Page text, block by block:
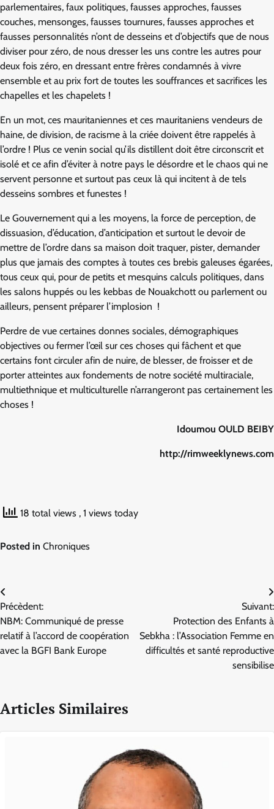
parlementaires, faux politiques, fausses approches, fausses
couches, mensonges, fausses tournures, fausses approches et
fausses personnalités n’ont de desseins et d’objectifs que de nous
diviser pour zéro, de nous dresser les uns contre les autres pour
deux fois zéro, en dressant entre frères condamnés à vivre
ensemble et au prix fort de toutes les souffrances et sacrifices les
chapelles et les chapelets !
En un mot, ces mauritaniennes et ces mauritaniens vendeurs de
haine, de division, de racisme à la criée doivent être rappelés à
l’ordre ! Plus ce venin social qu’ils distillent doit être circonscrit et
isolé et ce afin d’éviter à notre pays le désordre et le chaos qui ne
servent personne et surtout pas ceux là qui incitent à de tels
desseins sombres et funestes !
Le Gouvernement qui a les moyens, la force de perception, de
dissuasion, d’éducation, d’anticipation et surtout le devoir de
mettre de l’ordre dans sa maison doit traquer, pister, demander
plus que jamais des comptes à toutes ces brebis galeuses égarées,
tous ceux qui, pour de petits et mesquins calculs politiques, dans
les salons huppés ou les kebbas de Nouakchott ou parlement ou
ailleurs, pensent préparer l’implosion !
Perdre de vue certaines donnes sociales, démographiques
objectives ou fermer l’œil sur ces choses qui fâchent et que
certains font circuler afin de nuire, de blesser, de froisser et de
porter atteintes aux fondements de notre société multiraciale,
multiethnique et multiculturelle n’arrangeront pas certainement les
choses !
Idoumou OULD BEIBY
http://rimweeklynews.com
18 total views , 1 views today
Posted in Chroniques
Navigation
de
l’article
Précèdent:
NBM: Communiqué de presse
relatif à l’accord de coopération
avec la BGFI Bank Europe
Suivant:
Protection des Enfants à
Sebkha : l’Association Femme en
difficultés et santé reproductive
sensibilise
Articles Similaires